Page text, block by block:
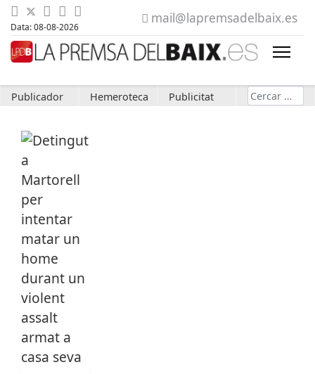
Data: 08-08-2026
mail@lapremsadelbaix.es
Publicador Hemeroteca Publicitat Cerca